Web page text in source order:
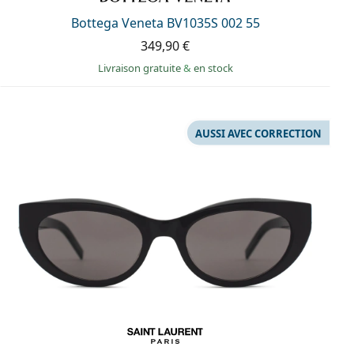
Bottega Veneta BV1035S 002 55
349,90 €
Livraison gratuite& en stock
AUSSI AVEC CORRECTION